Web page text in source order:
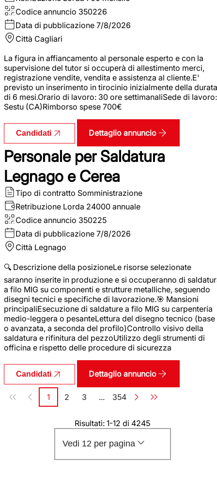
Codice annuncio 350226
Data di pubblicazione 7/8/2026
Città Cagliari
La figura in affiancamento al personale esperto e con la
supervisione del tutor si occuperà di allestimento merci,
registrazione vendite, vendita e assistenza al cliente.E'
previsto un inserimento in tirocinio inizialmente della durata
di 6 mesi.Orario di lavoro: 30 ore settimanaliSede di lavoro:
Sestu (CA)Rimborso spese 700€
Candidati Dettaglio annuncio
Personale per Saldatura
Legnago e Cerea
Tipo di contratto Somministrazione
Retribuzione Lorda 24000 annuale
Codice annuncio 350225
Data di pubblicazione 7/8/2026
Città Legnago
🔍 Descrizione della posizioneLe risorse selezionate
saranno inserite in produzione e si occuperanno di
a filo MIG su componenti e strutture metalliche, seguendo
disegni tecnici e specifiche di lavorazione.🎯 Mansioni
principaliEsecuzione di saldature a filo MIG su carpenteria
medio-leggera o pesanteLettura del disegno tecnico (base
o avanzata, a seconda del profilo)Controllo visivo della
saldatura e rifinitura del pezzoUtilizzo degli strumenti di
officina e rispetto delle procedure di sicurezza
Candidati Dettaglio annuncio
Paginazione
Pagina
1 Pagina
2 Pagina
3 ... Pagina
354
Risultati: 1-12 di 4245
Vedi 12 per pagina